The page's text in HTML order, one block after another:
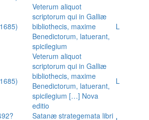
Veterum aliquot
scriptorum qui in Galliæ
bibliothecis, maxime
Benedictorum, latuerant,
spicilegium
L
Veterum aliquot
scriptorum qui in Galliæ
bibliothecis, maxime
Benedictorum, latuerant,
spicilegium […] Nova
editio
L
Satanæ strategemata libri